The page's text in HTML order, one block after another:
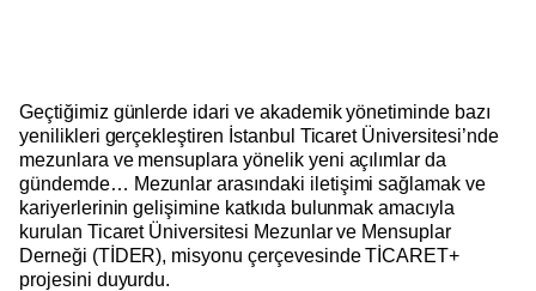
Geçtiğimiz günlerde idari ve akademik yönetiminde bazı
yenilikleri gerçekleştiren İstanbul Ticaret Üniversitesi’nde
mezunlara ve mensuplara yönelik yeni açılımlar da
gündemde… Mezunlar arasındaki iletişimi sağlamak ve
kariyerlerinin gelişimine katkıda bulunmak amacıyla
kurulan Ticaret Üniversitesi Mezunlar ve Mensuplar
Derneği (TİDER), misyonu çerçevesinde TİCARET+
projesini duyurdu.